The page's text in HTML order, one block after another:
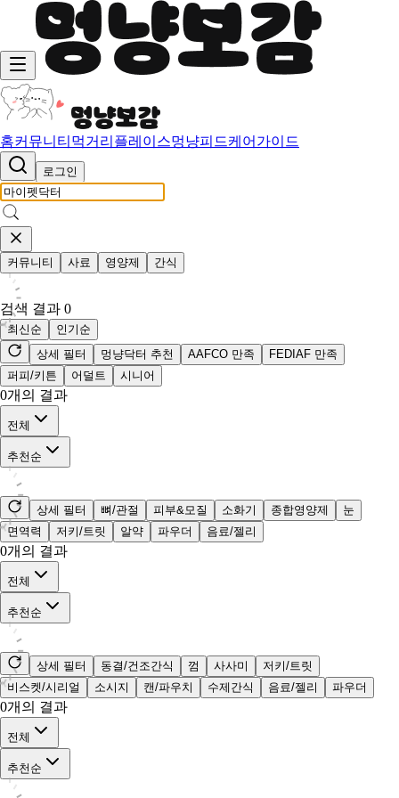
홈커뮤니티 먹거리 플레이스멍냥피드케어가이드
로그인
커뮤니티 사료 영양제 간식
검색 결과 0
최신순
인기순
상세 필터
멍냥닥터 추천 AAFCO 만족
FEDIAF 만족
퍼피/키튼
어덜트 시니어
0개의 결과
전체
추천순
상세 필터 뼈/관절 피부&모질 소화기 종합영양제
눈
면역력
저키/트릿 알약 파우더 음료/젤리
0개의 결과
전체
추천순
상세 필터 동결/건조간식 껌 사사미
저키/트릿
비스켓/시리얼
소시지 캔/파우치 수제간식 음료/젤리 파우더
0개의 결과
전체
추천순